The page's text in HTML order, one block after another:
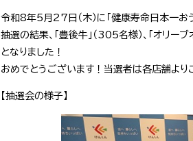
令和8年5月27日（木）に「健康寿命日本一お
抽選の結果、「豊後牛」（305名様）、「オリー
となりました！
おめでとうございます！当選者は各店舗より
【抽選会の様子】